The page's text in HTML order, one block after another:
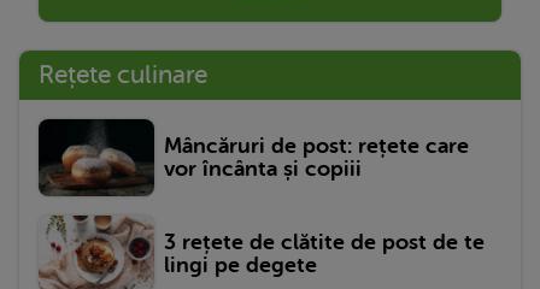
Rețete culinare
Mâncăruri de post: rețete care
vor încânta și copiii
3 rețete de clătite de post de te
lingi pe degete